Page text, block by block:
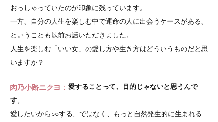
おっしゃっていたのが印象に残っています。
一方、自分の人生を楽しむ中で運命の人に出会うケースがある、
ということも以前お話いただきました。
人生を楽しむ「いい女」の愛し方や生き方はどういうものだと思
いますか？
肉乃小路ニクヨ
愛することって、目的じゃないと思うんで
す。
愛したいから○○する、ではなく、もっと自然発生的に生まれる